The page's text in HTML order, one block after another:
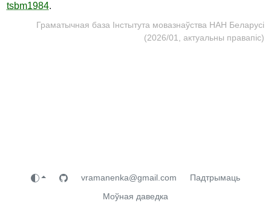
tsbm1984.
Граматычная база Інстытута мовазнаўства НАН Беларусі
(2026/01, актуальны правапіс)
vramanenka@gmail.com
Падтрымаць
Моўная даведка